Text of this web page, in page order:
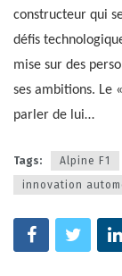
constructeur qui
défis
mise sur des
ses ambitions. Le
parler de lui…
Tags: Alpine F1
innovation